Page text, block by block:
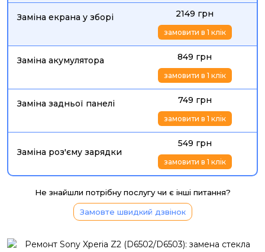
Заміна екрана у зборі 2149 грн
замовити в 1 клік
Заміна акумулятора 849 грн
замовити в 1 клік
Заміна задньої панелі 749 грн
замовити в 1 клік
Заміна роз'єму зарядки
549 грн
замовити в 1 клік
Не знайшли потрібну послугу чи є інші питання?
Замовте швидкий дзвінок